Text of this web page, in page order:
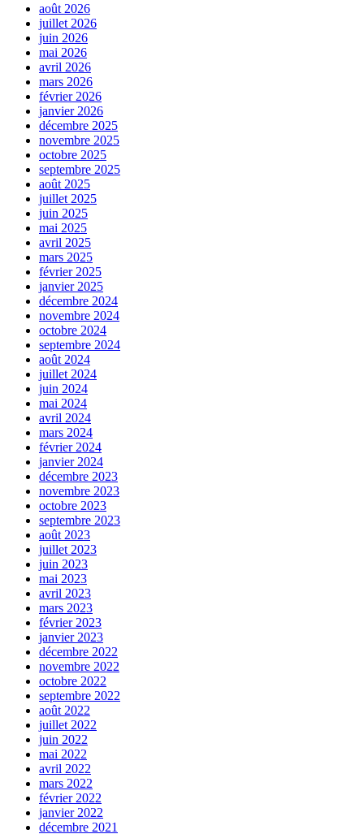
août 2026
juillet 2026
juin 2026
mai 2026
avril 2026
mars 2026
février 2026
janvier 2026
décembre 2025
novembre 2025
octobre 2025
septembre 2025
août 2025
juillet 2025
juin 2025
mai 2025
avril 2025
mars 2025
février 2025
janvier 2025
décembre 2024
novembre 2024
octobre 2024
septembre 2024
août 2024
juillet 2024
juin 2024
mai 2024
avril 2024
mars 2024
février 2024
janvier 2024
décembre 2023
novembre 2023
octobre 2023
septembre 2023
août 2023
juillet 2023
juin 2023
mai 2023
avril 2023
mars 2023
février 2023
janvier 2023
décembre 2022
novembre 2022
octobre 2022
septembre 2022
août 2022
juillet 2022
juin 2022
mai 2022
avril 2022
mars 2022
février 2022
janvier 2022
décembre 2021